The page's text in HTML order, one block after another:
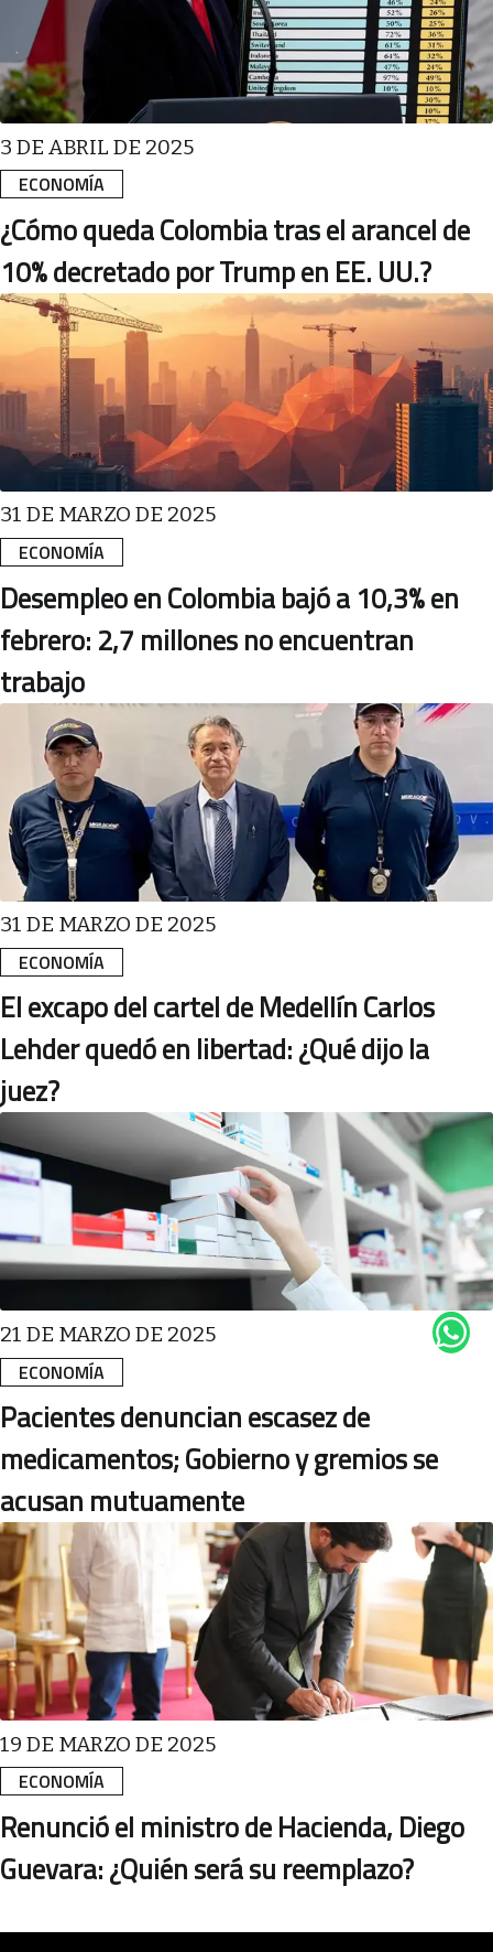
ECONOMÍA
3 DE ABRIL DE 2025
¿Cómo queda Colombia tras el arancel de
10% decretado por Trump en EE. UU.?
ECONOMÍA
31 DE MARZO DE 2025
Desempleo en Colombia bajó a 10,3% en
febrero: 2,7 millones no encuentran
trabajo
ECONOMÍA
31 DE MARZO DE 2025
El excapo del cartel de Medellín Carlos
Lehder quedó en libertad: ¿Qué dijo la
juez?
ECONOMÍA
21 DE MARZO DE 2025
Pacientes denuncian escasez de
medicamentos; Gobierno y gremios se
acusan mutuamente
ECONOMÍA
19 DE MARZO DE 2025
Renunció el ministro de Hacienda, Diego
Guevara: ¿Quién será su reemplazo?